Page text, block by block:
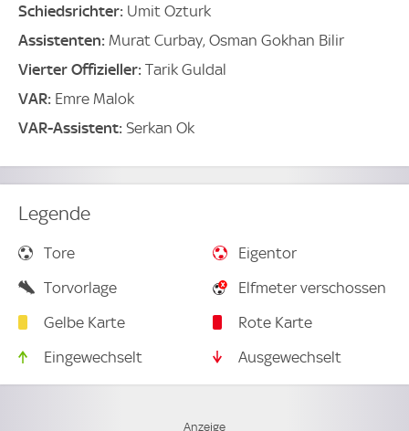
Schiedsrichter: Umit Ozturk
Assistenten: Murat Curbay, Osman Gokhan Bilir
Vierter Offizieller: Tarik Guldal
VAR: Emre Malok
VAR-Assistent: Serkan Ok
Legende
Tore
Eigentor
Torvorlage
Elfmeter verschossen
Gelbe Karte
Rote Karte
Eingewechselt
Ausgewechselt